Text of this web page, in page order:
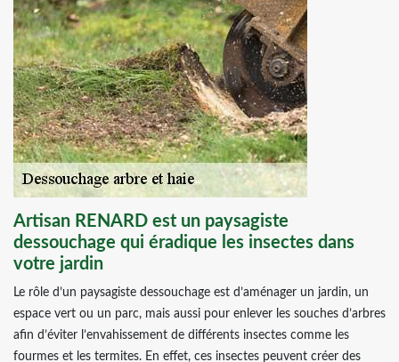
Artisan RENARD est un paysagiste
dessouchage qui éradique les insectes dans
votre jardin
Le rôle d’un paysagiste dessouchage est d’aménager un jardin, un
espace vert ou un parc, mais aussi pour enlever les souches d’arbres
afin d’éviter l’envahissement de différents insectes comme les
fourmes et les termites. En effet, ces insectes peuvent créer des